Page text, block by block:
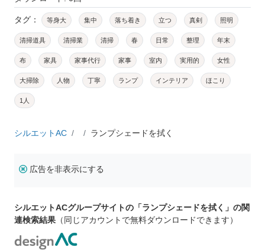
タグ： 等身大 集中 落ち着き 立つ 真剣 照明
清掃道具 清掃業 清掃 春 日常 整理 年末
布 家具 家事代行 家事 室内 実用的 女性
大掃除 人物 丁寧 ランプ インテリア ほこり
1人
シルエットAC ランプシェードを拭く
広告を非表示にする
シルエットACグループサイトの「ランプシェードを拭く」の関
連検索結果 （同じアカウントで無料ダウンロードできます）